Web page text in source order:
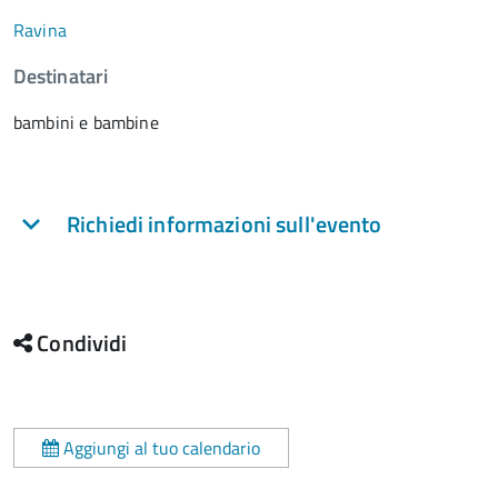
Ravina
Destinatari
bambini e bambine
Richiedi informazioni sull'evento
Condividi
Aggiungi al tuo calendario